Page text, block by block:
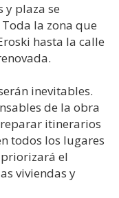
y plaza se
la zona que
hasta la calle
inevitables.
de la obra
itinerarios
todos los lugares
el
viviendas y